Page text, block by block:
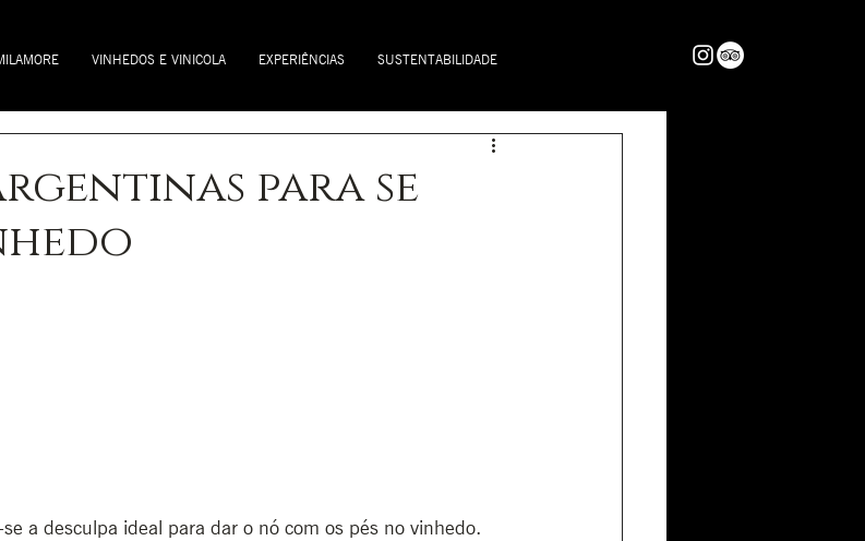
VINHEDOS E VINICOLA EXPERIÊNCIAS SUSTENTABILIDADE
para se
a desculpa ideal para dar o nó com os pés no vinhedo.